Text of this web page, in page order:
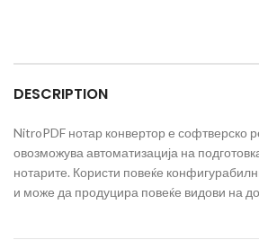
DESCRIPTION
NitroPDF нотар конвертор е софтверско
овозможува автоматизација на
нотарите. Користи повеќе
и може да продуцира повеќе видови на